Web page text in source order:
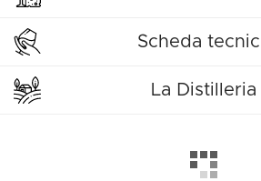
Scheda
La Distilleria